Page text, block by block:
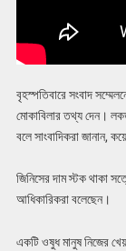
বৃহস্পতিবারে সংবাদ
মোকাবিলার তথ্য দেন।
বলে সাংবাদিকরা জানান,
জিনিসের দাম স্টক থাকা
আধিকারিকরা বলেছেন।
একটি ওষুধ মানুষ নিজের